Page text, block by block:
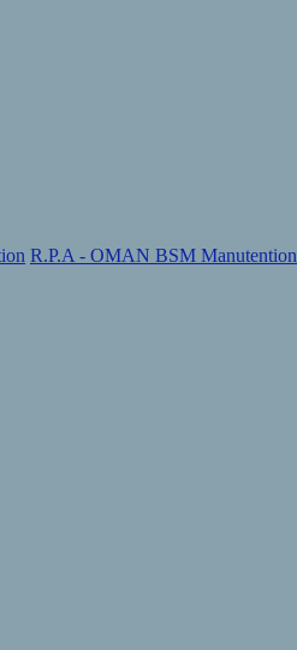
R.P.A - OMAN BSM Manutention